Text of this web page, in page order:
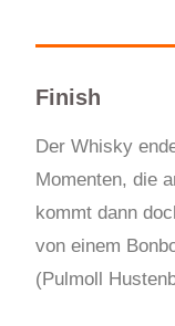
Finish
Der Whisky
Momenten, die
kommt dann
von einem
(Pulmoll